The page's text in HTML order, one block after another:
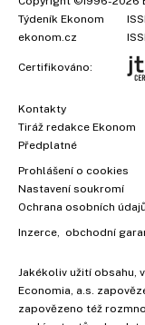
Týdeník Ekonom
ekonom.cz
Certifikováno:
Kontakty
Tiráž redakce Ekonom
Předplatné
Prohlášení o cookies
Nastavení soukromí
Ochrana osobních údajů
Inzerce , obchodní
Jakékoliv užití obsahu,
Economia, a.s.
zapovězeno též